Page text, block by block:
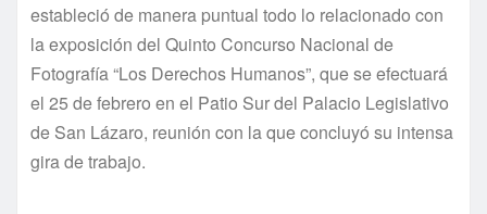
estableció de manera puntual todo lo relacionado con
la exposición del Quinto Concurso Nacional de
Fotografía “Los Derechos Humanos”, que se efectuará
el 25 de febrero en el Patio Sur del Palacio Legislativo
de San Lázaro, reunión con la que concluyó su intensa
gira de trabajo.